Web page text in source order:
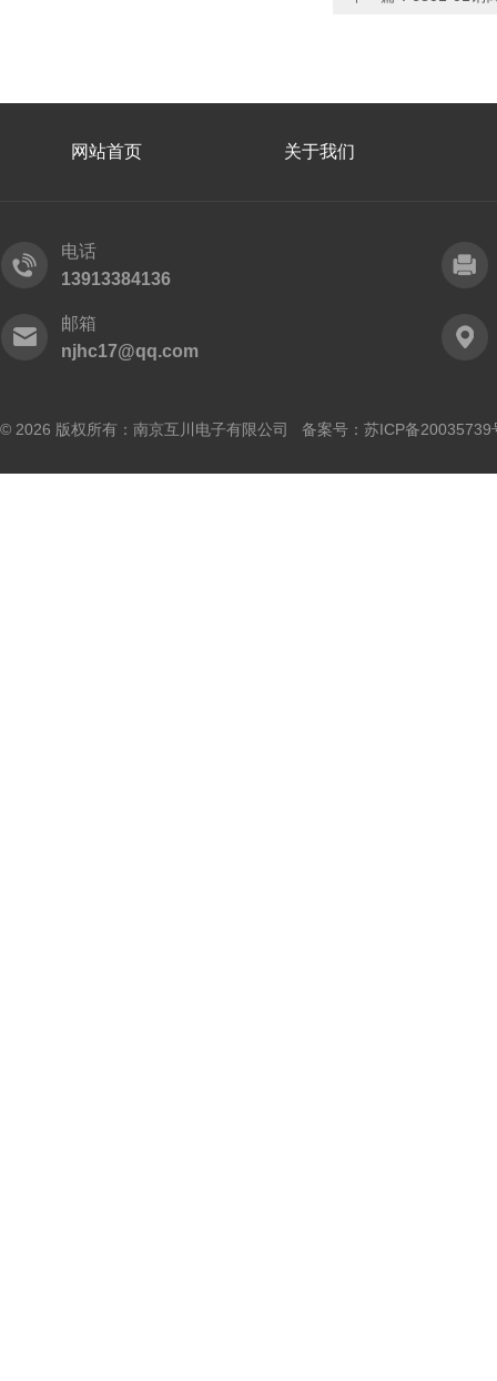
网站首页 关于我们
电话
13913384136
邮箱
njhc17@qq.com
© 2026 版权所有：南京互川电子有限公司 备案号： 苏ICP备20035739